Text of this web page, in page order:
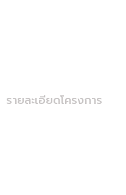
รายละเอียดโครงการ